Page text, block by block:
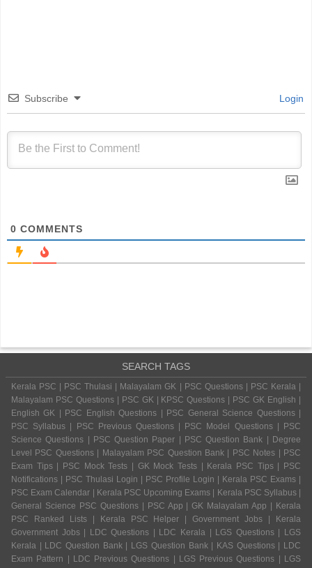
Subscribe Login
0 COMMENTS
SEARCH TAGS
Kerala PSC | PSC Thulasi | Malayalam GK | PSC Questions | PSC Kerala |
Malayalam PSC Questions | PSC GK | KPSC Questions | PSC GK English |
English GK | PSC English Questions | PSC General Science Questions |
PSC Syllabus | PSC Previous Questions | PSC Model Questions | PSC
Science Questions | PSC Question Paper | PSC Question Bank | Degree
Level PSC Questions | Malayalam PSC Question Bank | PSC Notes | PSC
Exam Tips | PSC Mock Tests | GK Mock Tests | Kerala PSC Tips | PSC
Notifications | PSC Thulasi Login | PSC Profile Login | Kerala PSC Exams |
PSC Exam Calendar | Kerala PSC Upcoming Exams | Kerala PSC Syllabus |
General Science PSC Questions | PSC App | GK Malayalam App | Kerala
PSC Ranked Lists | Kerala PSC Helper | Government Jobs | Kerala
Government Jobs | LDC Questions | LDC Kerala | LGS Questions | LGS
Kerala | LDC Question Bank | LGS Question Bank | KAS Questions | LDC
Exam Pattern | LDC Previous Questions | LGS Previous Questions | LGS